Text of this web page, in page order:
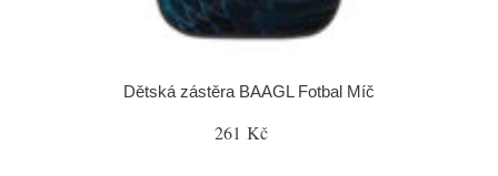
Dětská zástěra BAAGL Fotbal Míč
261 Kč